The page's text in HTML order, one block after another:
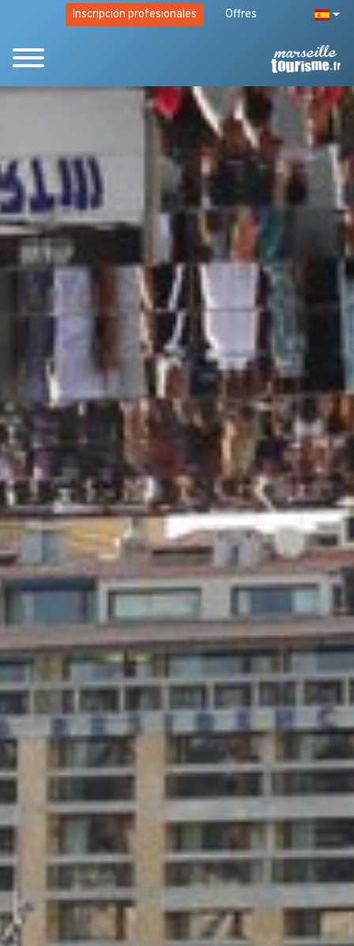
Inscripción profesionales Offres